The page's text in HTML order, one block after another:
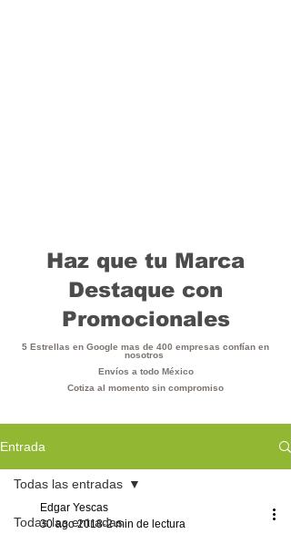
5 Estrellas en Google mas de 400 empresas confían en
nosotros
Envíos a todo México
Cotiza al momento sin compromiso
Haz que tu Marca
Destaque con
Promocionales
Entrada
Todas las entradas
Todas las entradas
Edgar Yescas
30 ago 2018 2 min de lectura